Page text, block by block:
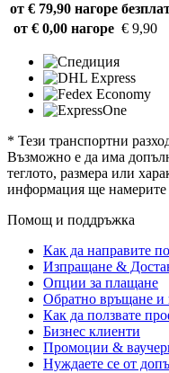
от € 79,90 нагоре
от € 0,00 нагоре € 9,90
* Тези транспортни
Възможно е да има
теглото, размера или
информация ще намерите
Помощ и поддръжка
Как да направите
Изпращане &
Опции за плащане
Обратно връщане и
Как да ползвате
Бизнес клиенти
Промоции &
Нуждаете се от